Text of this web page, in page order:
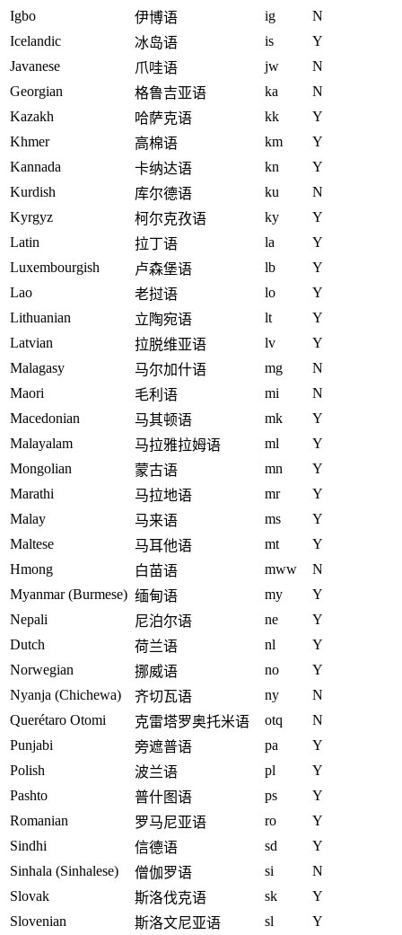
Igbo
伊博语 ig
N
Icelandic
冰岛语 is
Y
Javanese
爪哇语 jw
N
Georgian
格鲁吉亚语 ka
N
Kazakh
哈萨克语 kk
Y
Khmer
高棉语 km
Y
Kannada
卡纳达语 kn
Y
Kurdish
库尔德语 ku
N
Kyrgyz
柯尔克孜语 ky
Y
Latin
拉丁语 la
Y
Luxembourgish
卢森堡语 lb
Y
Lao
老挝语 lo
Y
Lithuanian
立陶宛语 lt
Y
Latvian
拉脱维亚语 lv
Y
Malagasy
马尔加什语 mg
N
Maori
毛利语 mi
N
Macedonian
马其顿语 mk
Y
Malayalam
马拉雅拉姆语 ml
Y
Mongolian
蒙古语 mn
Y
Marathi
马拉地语 mr
Y
Malay
马来语 ms
Y
Maltese
马耳他语 mt
Y
Hmong
白苗语 mww
N
Myanmar (Burmese) 缅甸语 my
Y
Nepali
尼泊尔语 ne
Y
Dutch
荷兰语 nl
Y
Norwegian
挪威语 no
Y
Nyanja (Chichewa)
齐切瓦语 ny
N
Querétaro Otomi
克雷塔罗奥托米语 otq
N
Punjabi
旁遮普语 pa
Y
Polish
波兰语 pl
Y
Pashto
普什图语 ps
Y
Romanian
罗马尼亚语 ro
Y
Sindhi
信德语 sd
Y
Sinhala (Sinhalese)
僧伽罗语 si
N
Slovak
斯洛伐克语 sk
Y
Slovenian
斯洛文尼亚语 sl
Y